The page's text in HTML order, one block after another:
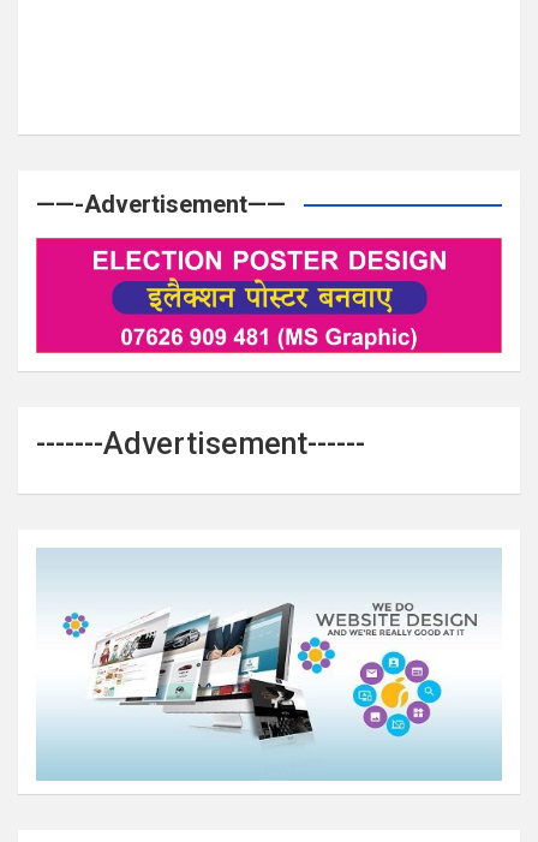
——-Advertisement——
-------Advertisement------